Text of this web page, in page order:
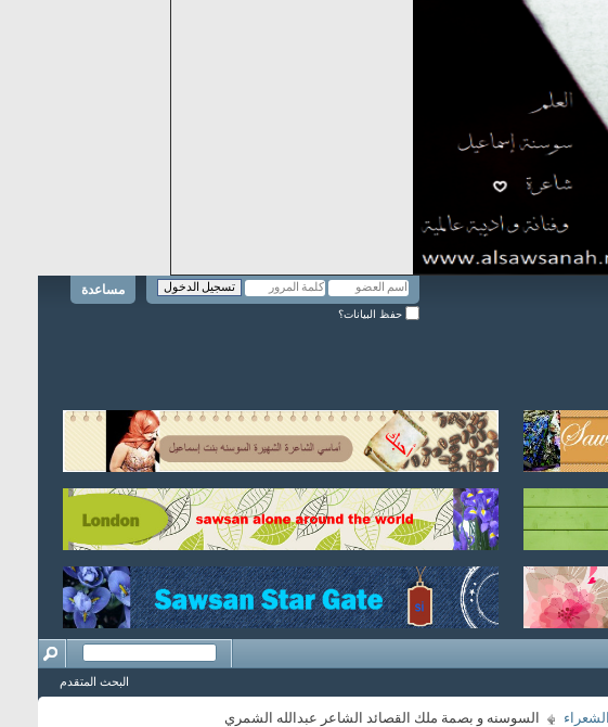
مساعدة
حفظ البيانات؟
البحث المتقدم
السوسنه و بصمة ملك القصائد الشاعر عبدالله الشمري